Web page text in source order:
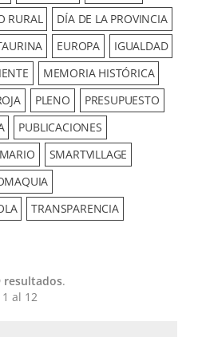
RURAL
DÍA DE LA PROVINCIA
EUROPA
IGUALDAD
MEMORIA HISTÓRICA
PLENO
PRESUPUESTO
PUBLICACIONES
SMARTVILLAGE
TRANSPARENCIA
resultados.
al 12